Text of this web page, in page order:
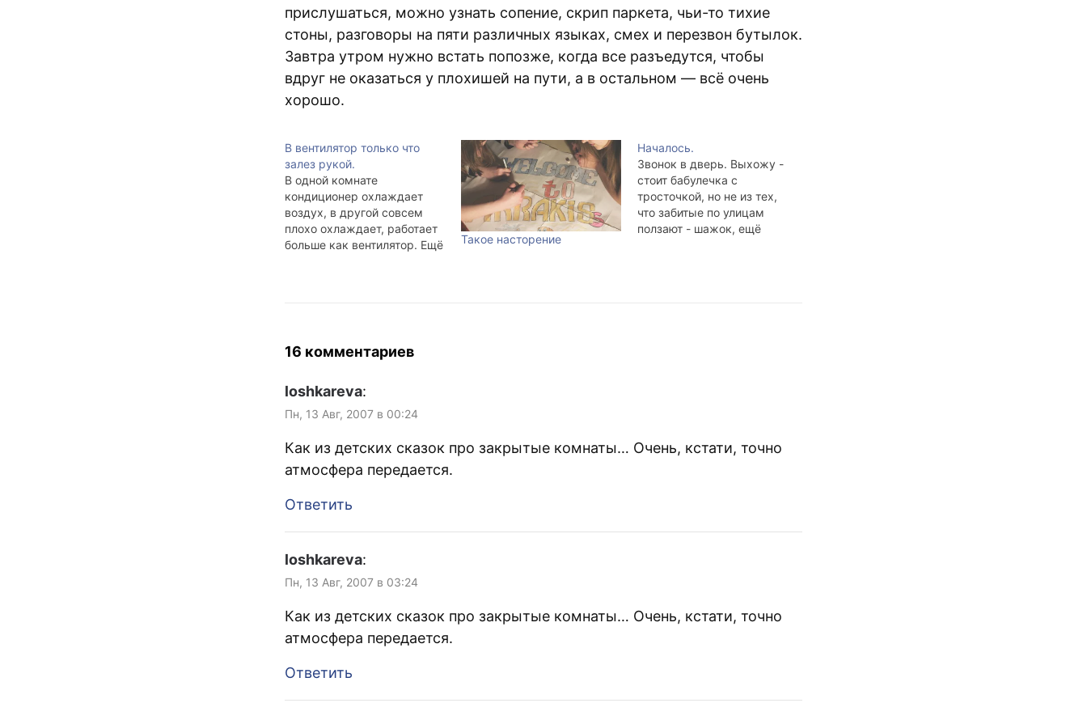
прислушаться, можно узнать сопение, скрип паркета, чьи-то тихие
стоны, разговоры на пяти различных языках, смех и перезвон бутылок.
Завтра утром нужно встать попозже, когда все разъедутся, чтобы
вдруг не оказаться у плохишей на пути, а в остальном — всё очень
хорошо.
В вентилятор только что
залез рукой.
В одной комнате
кондиционер охлаждает
воздух, в другой совсем
плохо охлаждает, работает
больше как вентилятор. Ещё
комнате есть вентилятор на
хороший кондиционер
охлаждает…
Такое насторение
Началось.
Звонок в дверь. Выхожу -
стоит бабулечка с
тросточкой, но не из тех,
что забитые по улицам
ползают - шажок, ещё
16 комментариев
loshkareva:
Пн, 13 Авг, 2007 в 00:24
Как из детских сказок про закрытые комнаты… Очень, кстати, точно
атмосфера передается.
Ответить
loshkareva:
Пн, 13 Авг, 2007 в 03:24
Как из детских сказок про закрытые комнаты… Очень, кстати, точно
атмосфера передается.
Ответить